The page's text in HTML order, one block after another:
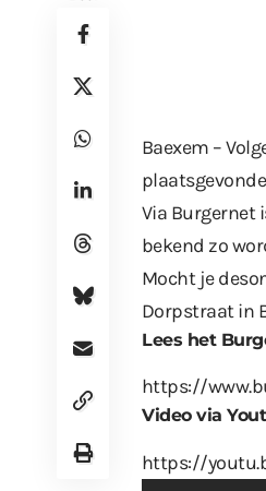
Baexem –
Via Burgernet
bekend zo
Mocht je
Dorpstraat in
Lees het
https://
Video via
https://